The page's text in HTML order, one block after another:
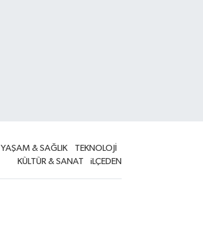
YAŞAM & SAĞLIK
TEKNOLOJİ
KÜLTÜR & SANAT
iLÇEDEN